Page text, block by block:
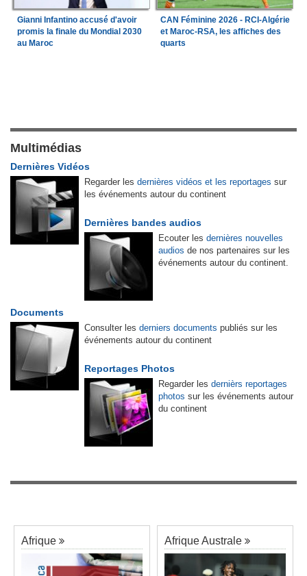
Gianni Infantino accusé d'avoir
promis la finale du Mondial 2030
au Maroc
CAN Féminine 2026 - RCI-Algérie
et Maroc-RSA, les affiches des
quarts
Multimédias
Dernières Vidéos
Regarder les dernières vidéos et les reportages sur
les événements autour du continent
Dernières bandes audios
Ecouter les dernières nouvelles
audios de nos partenaires sur les
événements autour du continent.
Documents
Consulter les derniers documents publiés sur les
événements autour du continent
Reportages Photos
Regarder les dernièrs reportages
photos sur les événements autour
du continent
Afrique Afrique Australe